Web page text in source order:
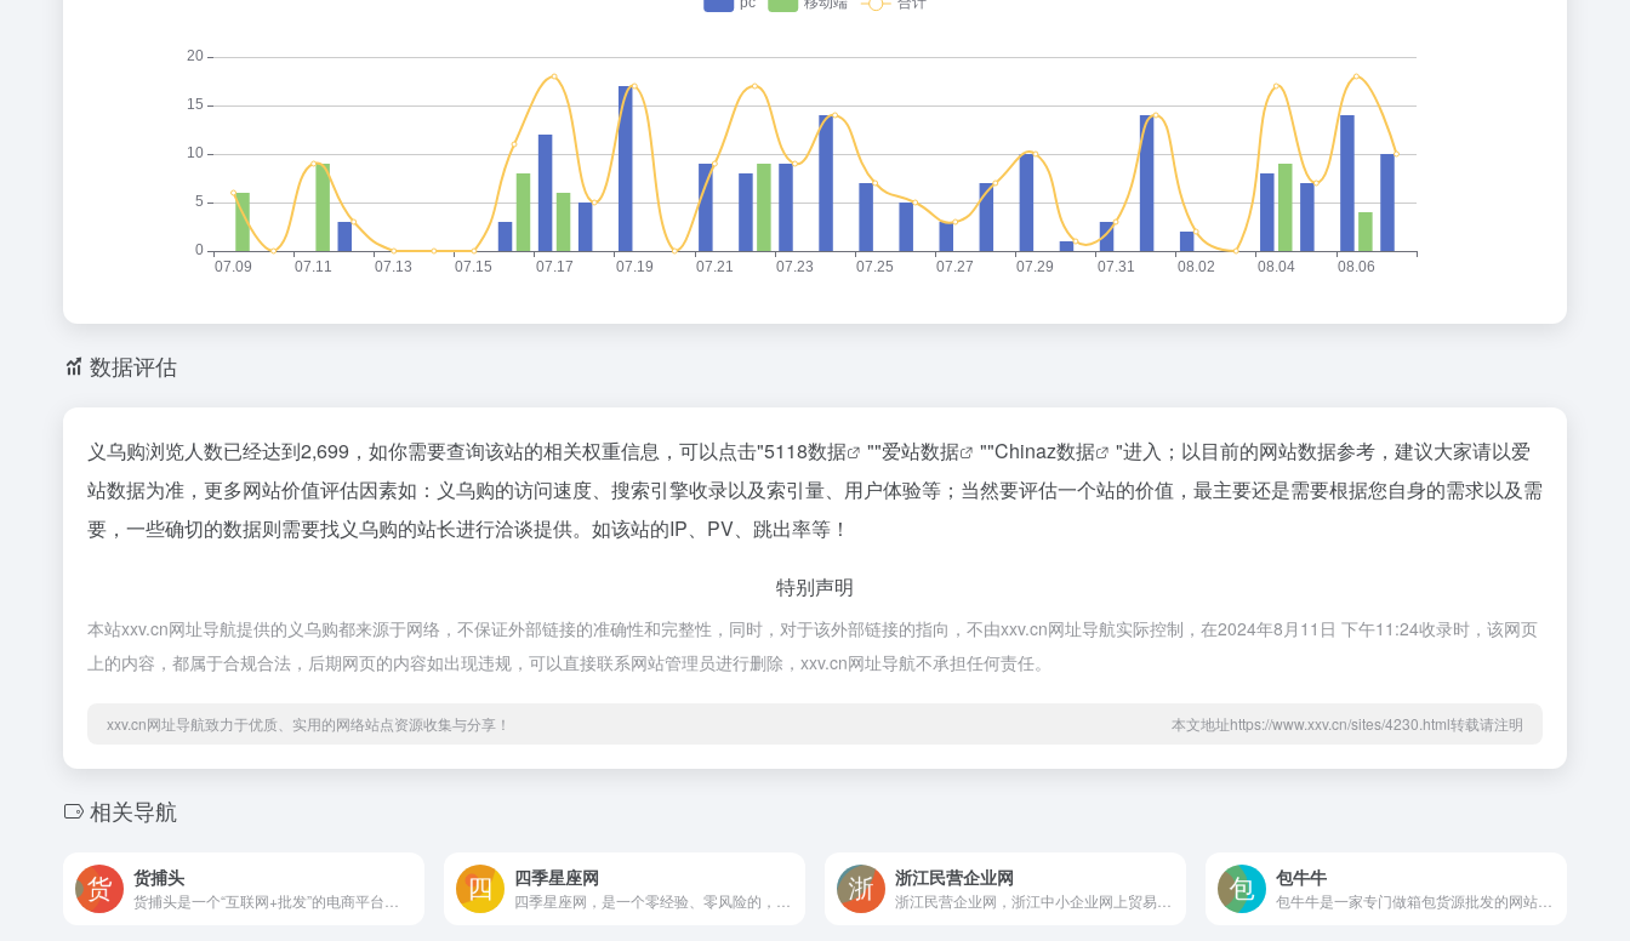
数据评估
义乌购浏览人数已经达到2,699，如你需要查询该站的相关权重信息，可以点击"5118数据 ""爱站数据 ""Chinaz数据
"进入；以目前的网站数据参考，建议大家请以爱
站数据为准，更多网站价值评估因素如：义乌购的访问速度、搜索引擎收录以及索引量、用户体验等；当然要评估一个站的价值，最主要还是需要根据您自身的需求以及需
要，一些确切的数据则需要找义乌购的站长进行洽谈提供。如该站的IP、PV、跳出率等！
特别声明
本站xxv.cn网址导航提供的义乌购都来源于网络，不保证外部链接的准确性和完整性，同时，对于该外部链接的指向，不由xxv.cn网址导航实际控制，在2024年8月11日 下午11:24收录时，该网页
上的内容，都属于合规合法，后期网页的内容如出现违规，可以直接联系网站管理员进行删除，xxv.cn网址导航不承担任何责任。
xxv.cn网址导航致力于优质、实用的网络站点资源收集与分享！ 本文地址https://www.xxv.cn/sites/4230.html转载请注明
相关导航
货捕头 四季星座网 浙江民营企业网 包牛牛